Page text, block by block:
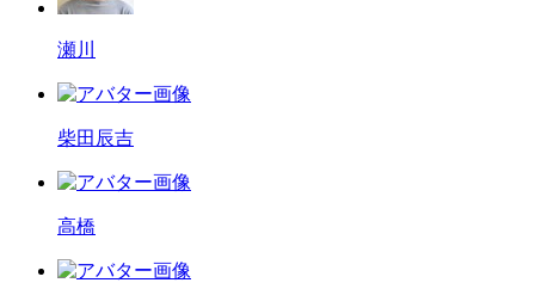
瀬川
柴田辰吉
高橋